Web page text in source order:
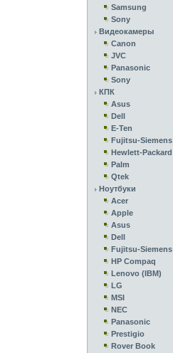
Samsung
Sony
Видеокамеры
Canon
JVC
Panasonic
Sony
КПК
Asus
Dell
E-Ten
Fujitsu-Siemens
Hewlett-Packard
Palm
Qtek
Ноутбуки
Acer
Apple
Asus
Dell
Fujitsu-Siemens
HP Compaq
Lenovo (IBM)
LG
MSI
NEC
Panasonic
Prestigio
Rover Book